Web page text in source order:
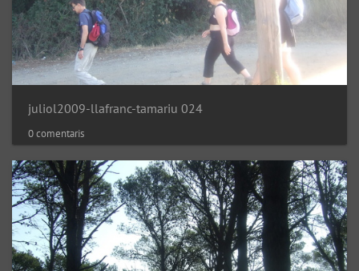
juliol2009-llafranc-tamariu 024
0 comentaris